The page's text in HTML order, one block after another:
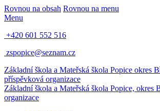
Rovnou na obsah Rovnou na menu
Menu
+420 601 552 516
zspopice@seznam.cz
Základní škola a Mateřská škola Popice okres
příspěvková organizace
Základní škola a Mateřská škola Popice, okres
organizace